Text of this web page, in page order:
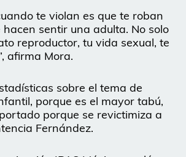
te violan es que te roban
sentir una adulta. No solo
reproductor, tu vida sexual, te
afirma Mora.
sobre el tema de
porque es el mayor tabú,
porque se revictimiza a
Fernández.